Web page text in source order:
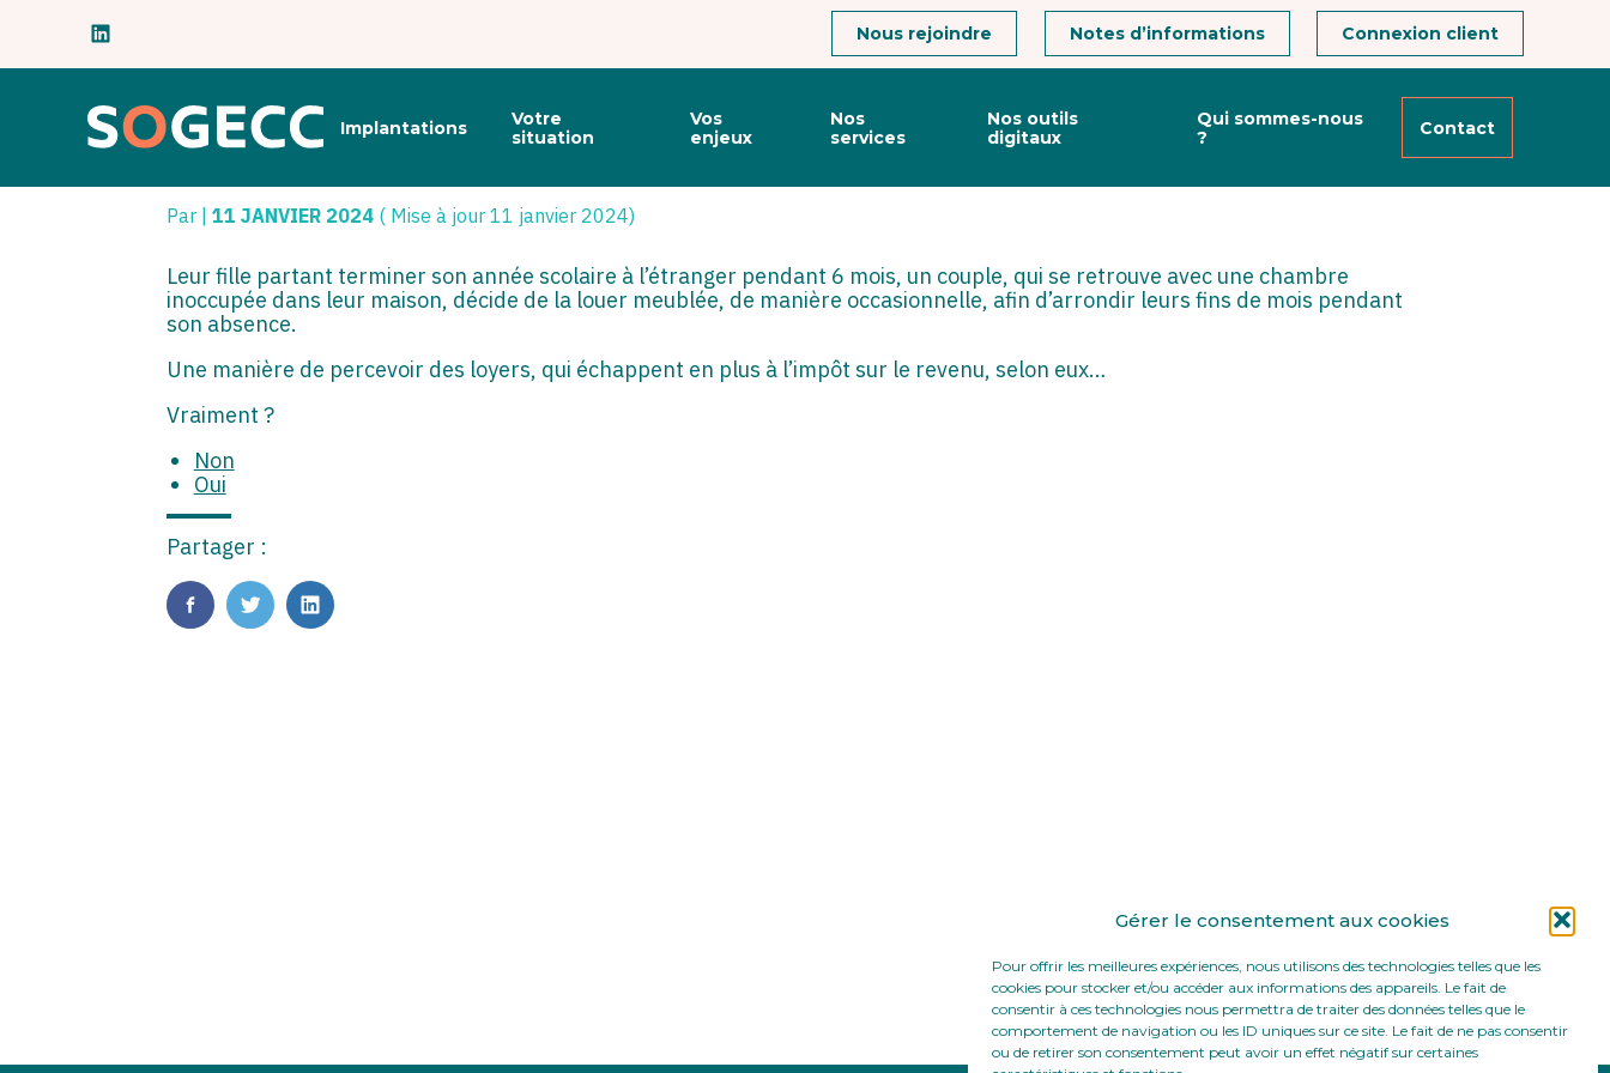
Gérer le consentement aux cookies
Pour offrir les meilleures expériences, nous utilisons des technologies telles que les
cookies pour stocker et/ou accéder aux informations des appareils. Le fait de
consentir à ces technologies nous permettra de traiter des données telles que le
comportement de navigation ou les ID uniques sur ce site. Le fait de ne pas consentir
ou de retirer son consentement peut avoir un effet négatif sur certaines
Connexion client
Notes d’informations
Nous rejoindre
Aller
Principal
Implantations
Votre
situation
Vos
enjeux
Nos
services
Nos outils
digitaux
Qui sommes-nous
?
Contact
Par |11 JANVIER 2024 ( Mise à jour 11 janvier 2024)
Leur fille partant terminer son année scolaire à l’étranger pendant 6 mois, un couple, qui se retrouve avec une chambre
inoccupée dans leur maison, décide de la louer meublée, de manière occasionnelle, afin d’arrondir leurs fins de mois pendant
son absence.
Une manière de percevoir des loyers, qui échappent en plus à l’impôt sur le revenu, selon eux…
Vraiment ?
Non
Oui
Partager :
FaceBook
TwitterLinkedIn